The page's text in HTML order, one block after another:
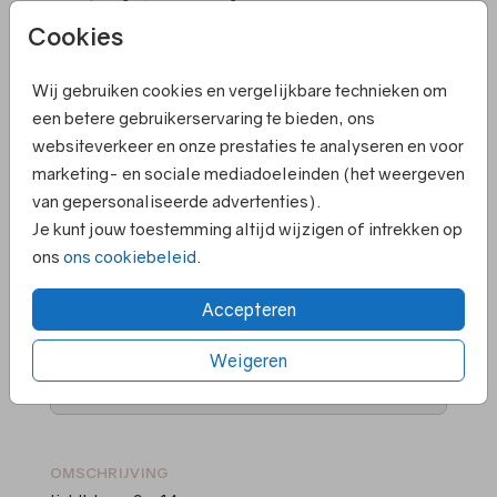
Cookies
Wij gebruiken cookies en vergelijkbare technieken om
een betere gebruikerservaring te bieden, ons
websiteverkeer en onze prestaties te analyseren en voor
marketing- en sociale mediadoeleinden (het weergeven
van gepersonaliseerde advertenties).
Je kunt jouw toestemming altijd wijzigen of intrekken op
ons ons cookiebeleid.
Accepteren
Weigeren
Lichtblauw 9 X 14
Aantal x 1 Prijs:€ 0,45
Elk kaartje is om te zetten naar een ander
formaat
Persoonlijk contact en hulp bij ontwerpen
Ruime keuze in papiersoorten en kleuren
Voor 18.00 uur besteld ➝ gelijk in productie
Supersnelle levering
OMSCHRIJVING